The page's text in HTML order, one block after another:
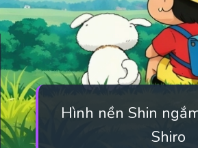
Hình nền Shin
Shiro